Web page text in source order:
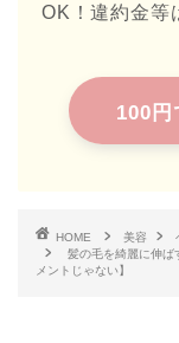
OK！違約金等
100円
HOME 美容
髪の毛を綺麗に伸ば
メントじゃない】